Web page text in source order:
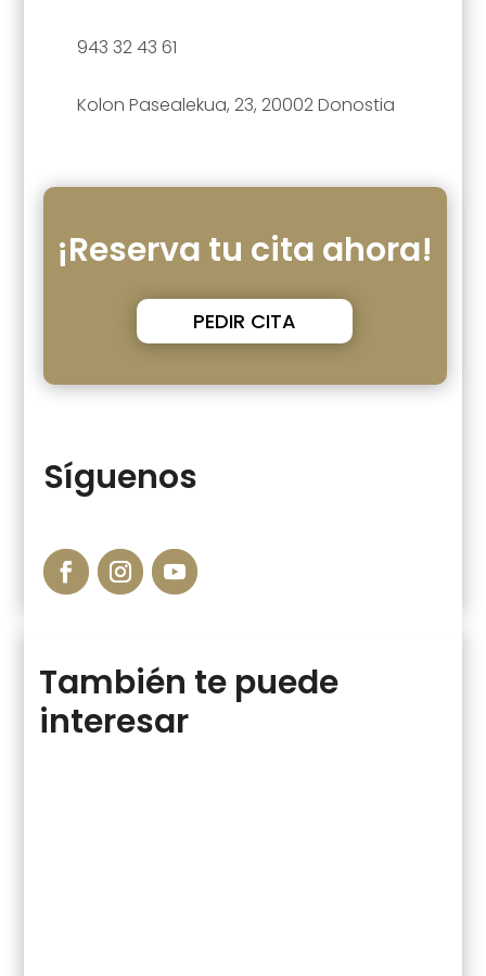
943 32 43 61
Kolon Pasealekua, 23, 20002 Donostia
¡Reserva tu cita ahora!
PEDIR CITA
Síguenos
También te puede
interesar